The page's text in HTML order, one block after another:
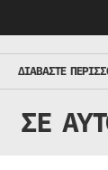
ΔΙΑΒΑΣΤΕ
ΣΕ